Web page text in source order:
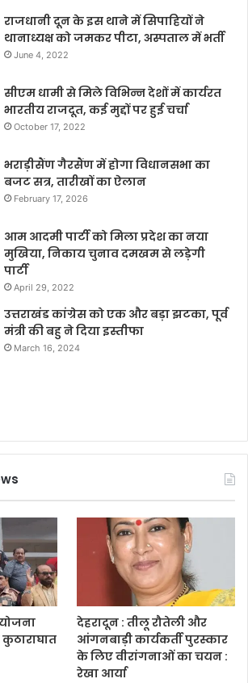
राजधानी दून के इस थाने में सिपाहियों ने
थानाध्यक्ष को जमकर पीटा, अस्पताल में भर्ती
June 4, 2022
सीएम धामी से मिले विभिन्न देशों में कार्यरत
भारतीय राजदूत, कई मुद्दों पर हुई चर्चा
October 17, 2022
भराड़ीसैंण गैरसैंण में होगा विधानसभा का
बजट सत्र, तारीखों का ऐलान
February 17, 2026
आम आदमी पार्टी को मिला प्रदेश का नया
मुखिया, निकाय चुनाव दमखम से लड़ेगी
पार्टी
April 29, 2022
उत्तराखंड कांग्रेस को एक और बड़ा झटका, पूर्व
मंत्री की बहु ने दिया इस्तीफा
March 16, 2024
देहरादून : तीलू रौतेली और
आंगनबाड़ी कार्यकर्ती पुरस्कार
के लिए वीरांगनाओं का चयन :
रेखा आर्या